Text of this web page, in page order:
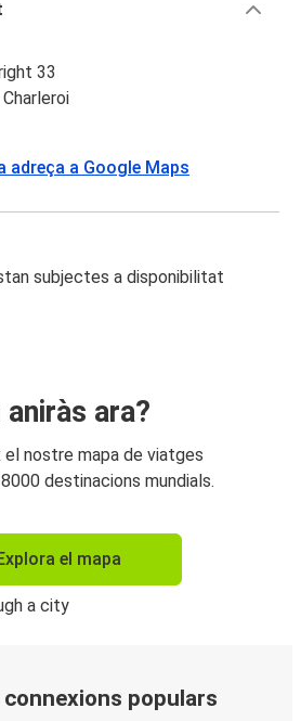
33
adreça a Google Maps
subjectes a disponibilitat
aniràs ara?
el nostre mapa de viatges
destinacions mundials.
el mapa
populars